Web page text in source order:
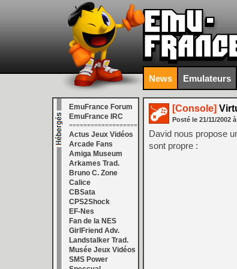
News Emulateurs
EmuFrance Forum
EmuFrance IRC
===================
Actus Jeux Vidéos
Arcade Fans
Amiga Museum
Arkames Trad.
Bruno C. Zone
Calice
CBSata
CPS2Shock
EF-Nes
Fan de la NES
GirlFriend Adv.
Landstalker Trad.
Musée Jeux Vidéos
SMS Power
[Console]
Posté le 21/11/2002 à
David nous propose
sont propre :